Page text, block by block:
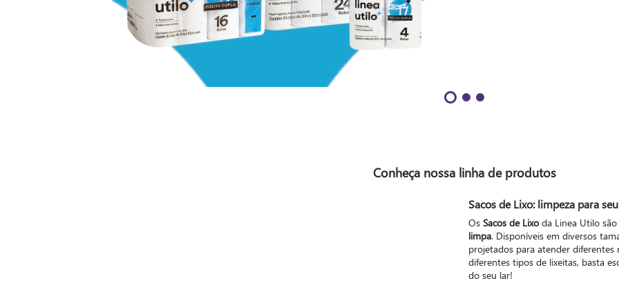
Conheça nossa linha de produtos
Sacos de Lixo: limpeza para
Os Sacos de Lixo da Linea Utilo
limpa. Disponíveis em diversos
projetados para atender diferentes
diferentes tipos de lixeitas, basta
do seu lar!